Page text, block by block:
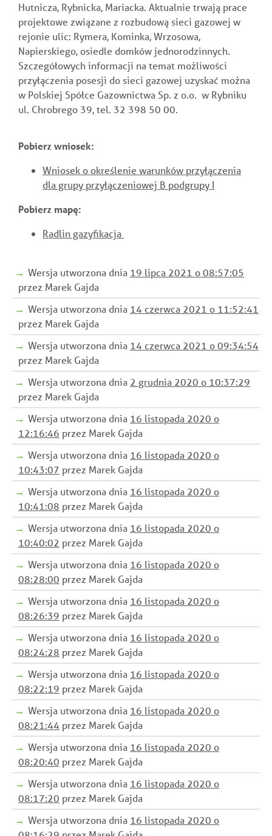
Hutnicza, Rybnicka, Mariacka. Aktualnie trwają prace
projektowe związane z rozbudową sieci gazowej w
rejonie ulic: Rymera, Kominka, Wrzosowa,
Napierskiego, osiedle domków jednorodzinnych.
Szczegółowych informacji na temat możliwości
przyłączenia posesji do sieci gazowej uzyskać można
w Polskiej Spółce Gazownictwa Sp. z o.o. w Rybniku
ul. Chrobrego 39, tel. 32 398 50 00.
Pobierz wniosek:
Wniosek o określenie warunków przyłączenia
dla grupy przyłączeniowej B podgrupy I
Pobierz mapę:
Radlin gazyfikacja
Wersja utworzona dnia 19 lipca 2021 o 08:57:05
przez Marek Gajda
Wersja utworzona dnia 14 czerwca 2021 o 11:52:41
przez Marek Gajda
Wersja utworzona dnia 14 czerwca 2021 o 09:34:54
przez Marek Gajda
Wersja utworzona dnia 2 grudnia 2020 o 10:37:29
przez Marek Gajda
Wersja utworzona dnia 16 listopada 2020 o
12:16:46 przez Marek Gajda
Wersja utworzona dnia 16 listopada 2020 o
10:43:07 przez Marek Gajda
Wersja utworzona dnia 16 listopada 2020 o
10:41:08 przez Marek Gajda
Wersja utworzona dnia 16 listopada 2020 o
10:40:02 przez Marek Gajda
Wersja utworzona dnia 16 listopada 2020 o
08:28:00 przez Marek Gajda
Wersja utworzona dnia 16 listopada 2020 o
08:26:39 przez Marek Gajda
Wersja utworzona dnia 16 listopada 2020 o
08:24:28 przez Marek Gajda
Wersja utworzona dnia 16 listopada 2020 o
08:22:19 przez Marek Gajda
Wersja utworzona dnia 16 listopada 2020 o
08:21:44 przez Marek Gajda
Wersja utworzona dnia 16 listopada 2020 o
08:20:40 przez Marek Gajda
Wersja utworzona dnia 16 listopada 2020 o
08:17:20 przez Marek Gajda
Wersja utworzona dnia 16 listopada 2020 o